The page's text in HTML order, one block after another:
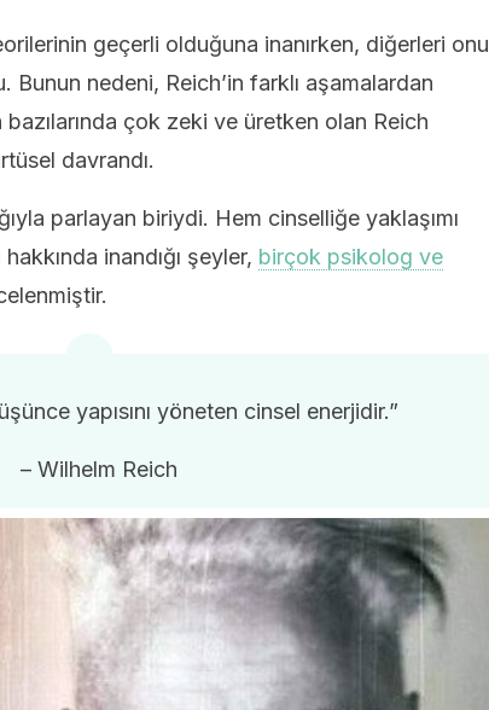
geçerli olduğuna inanırken, diğerleri onu
nedeni, Reich’in farklı aşamalardan
bazılarında çok zeki ve üretken olan Reich
davrandı.
parlayan biriydi. Hem cinselliğe yaklaşımı
inandığı şeyler, birçok psikolog ve
yapısını yöneten cinsel enerjidir.”
– Wilhelm Reich